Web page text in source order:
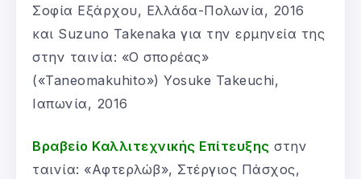
Σοφία Εξάρχου, Ελλάδα-Πολωνία, 2016
και Suzuno Takenaka για την ερμηνεία της
στην ταινία: «Ο σπορέας»
(«Taneomakuhito») Yosuke Takeuchi,
Ιαπωνία, 2016
Βραβείο Καλλιτεχνικής Επίτευξης στην
ταινία: «Αφτερλώβ», Στέργιος Πάσχος,